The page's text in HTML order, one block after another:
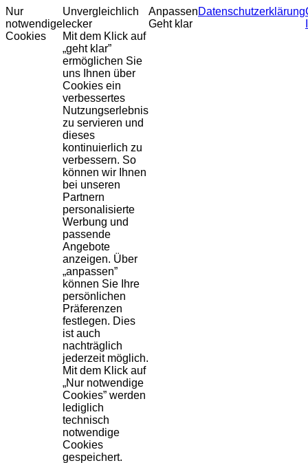
Nur
notwendige
Cookies
Unvergleichlich
lecker
Mit dem Klick auf
„geht klar”
ermöglichen Sie
uns Ihnen über
Cookies ein
verbessertes
Nutzungserlebnis
zu servieren und
dieses
kontinuierlich zu
verbessern. So
können wir Ihnen
bei unseren
Partnern
personalisierte
Werbung und
passende
Angebote
anzeigen. Über
„anpassen”
können Sie Ihre
persönlichen
Präferenzen
festlegen. Dies
ist auch
nachträglich
jederzeit möglich.
Mit dem Klick auf
„Nur notwendige
Cookies” werden
lediglich
technisch
notwendige
Cookies
gespeichert.
Anpassen
Geht klar
Datenschutzerklärung